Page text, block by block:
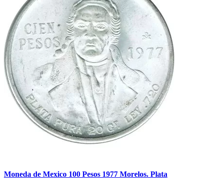
Moneda de Mexico 100 Pesos 1977 Morelos. Plata